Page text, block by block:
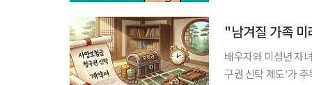
"남겨질 가족
배우자와 미성년 자
구권 신탁 제도'가 주목받고 있다. 25일 생명보험업계에